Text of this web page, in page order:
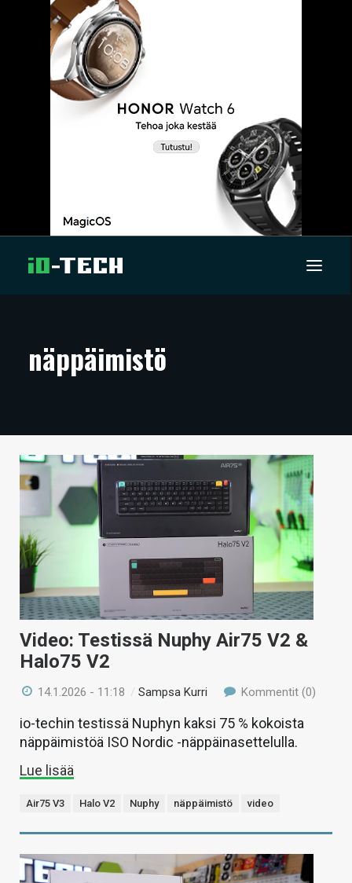
ARTIKKELIT
TECHBBS
TIETOA
KAUPPA
VAIHDA TEEMA
HAKU
näppäimistö
Video: Testissä Nuphy Air75 V2 &
Halo75 V2
14.1.2026 - 11:18 /Sampsa Kurri Kommentit (0)
io-techin testissä Nuphyn kaksi 75 % kokoista
näppäimistöä ISO Nordic -näppäinasettelulla.
Lue lisää
Air75 V3 Halo V2 Nuphy näppäimistö video